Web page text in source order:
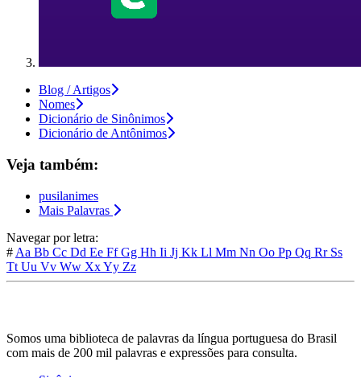
Blog / Artigos
Nomes
Dicionário de Sinônimos
Dicionário de Antônimos
Veja também:
pusilanimes
Mais Palavras
Navegar por letra:
# Aa Bb Cc Dd Ee FfGg Hh Ii Jj Kk Ll Mm Nn Oo Pp Qq Rr Ss
Tt Uu Vv Ww XxYy Zz
Somos uma biblioteca de palavras da língua portuguesa do Brasil
com mais de 200 mil palavras e expressões para consulta.